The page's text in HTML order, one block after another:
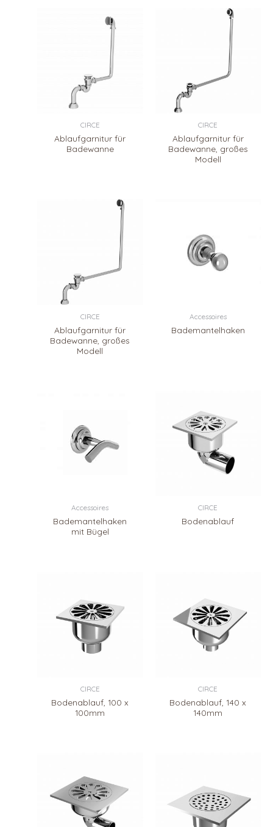
CIRCE
Ablaufgarnitur für
Badewanne
CIRCE
Ablaufgarnitur für
Badewanne, großes
Modell
CIRCE
Ablaufgarnitur für
Badewanne, großes
Modell
Accessoires
Bademantelhaken
Accessoires
Bademantelhaken
mit Bügel
CIRCE
Bodenablauf
CIRCE
Bodenablauf, 100 x
100mm
CIRCE
Bodenablauf, 140 x
140mm